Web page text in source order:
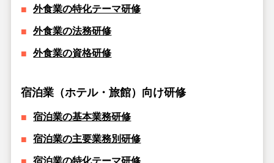
外食業の特化テーマ研修
外食業の法務研修
外食業の資格研修
宿泊業（ホテル・旅館）向け研修
宿泊業の基本業務研修
宿泊業の主要業務別研修
宿泊業の特化テーマ研修